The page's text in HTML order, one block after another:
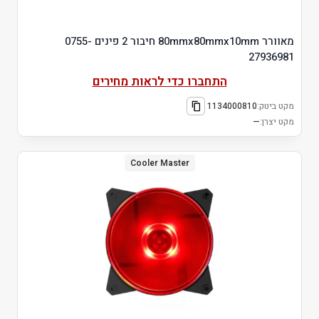
מאוורר 80mmx80mmx10mm חיבור 2 פינים 0755-
27936981
התחברו כדי לראות מחירים
מקט ביטק:1134000810
מקט יצרן:—
Cooler Master